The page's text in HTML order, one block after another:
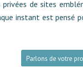
privées de sites
instant est pensé
Parlons de votre